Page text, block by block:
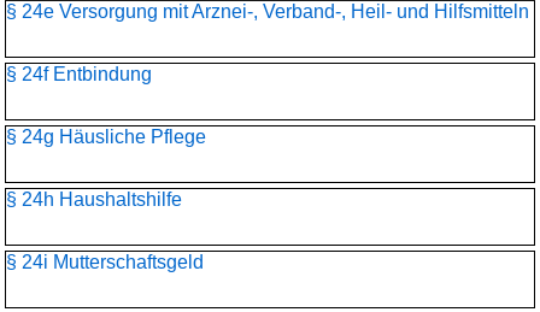
§ 24e Versorgung mit Arznei-, Verband-, Heil- und Hilfsmitteln
§ 24f Entbindung
§ 24g Häusliche Pflege
§ 24h Haushaltshilfe
§ 24i Mutterschaftsgeld